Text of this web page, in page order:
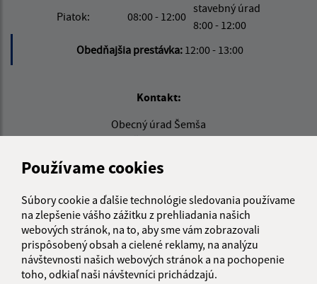
Používame cookies
Súbory cookie a ďalšie technológie sledovania používame
na zlepšenie vášho zážitku z prehliadania našich
webových stránok, na to, aby sme vám zobrazovali
prispôsobený obsah a cielené reklamy, na analýzu
návštevnosti našich webových stránok a na pochopenie
toho, odkiaľ naši návštevníci prichádzajú.
Piatok:
08:00 - 12:00
stavebný úrad
8:00 - 12:00
Obedňajšia prestávka: 12:00 - 13:00
Kontakt:
Obecný úrad Šemša
044 21, Šemša
+421 55 697 01 90
IČO: 00324787